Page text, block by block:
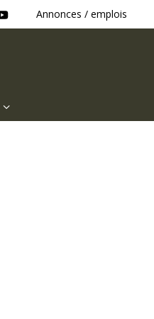
Annonces / emplois